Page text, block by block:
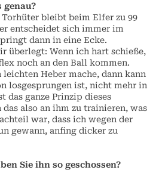
genau?
Torhüter bleibt beim Elfer zu 99
entscheidet sich immer im
dann in eine Ecke.
überlegt: Wenn ich hart schieße,
noch an den Ball kommen.
leichten Heber mache, dann kann
losgesprungen ist, nicht mehr in
das ganze Prinzip dieses
also an ihm zu trainieren, was
war, dass ich wegen der
gewann, anfing dicker zu
Sie ihn so geschossen?